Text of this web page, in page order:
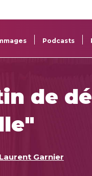
des œuvres
Podcasts
de
Laurent Garnier